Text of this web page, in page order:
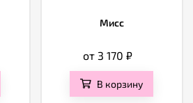
Мисс
от 3 170 ₽
В корзину